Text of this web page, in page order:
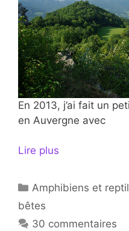
En 2013, j’ai fait un
en Auvergne avec
Lire plus
Catégories
Amphibiens et
bêtes
30 commentaires